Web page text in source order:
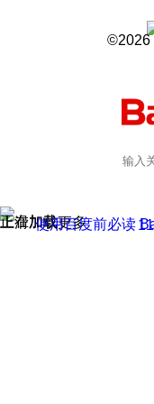
©2026
正在加载
上滑加载更多
使用百度前必读京